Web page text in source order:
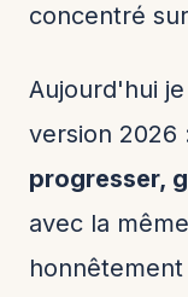
concentré
Aujourd'hui
version 2026
progresser,
avec la